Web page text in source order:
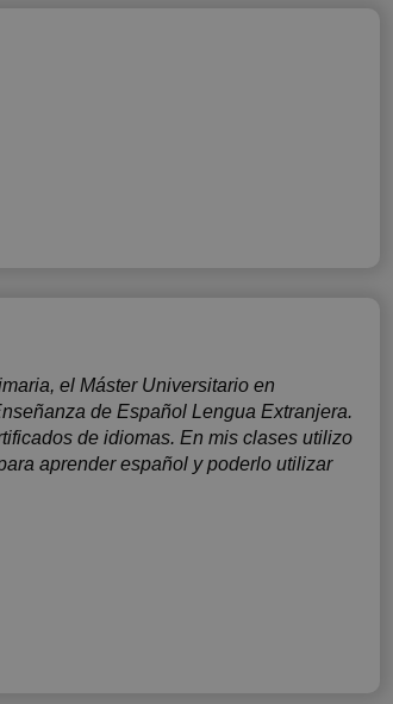
el Máster Universitario en
de Español Lengua Extranjera.
de idiomas. En mis clases utilizo
aprender español y poderlo utilizar